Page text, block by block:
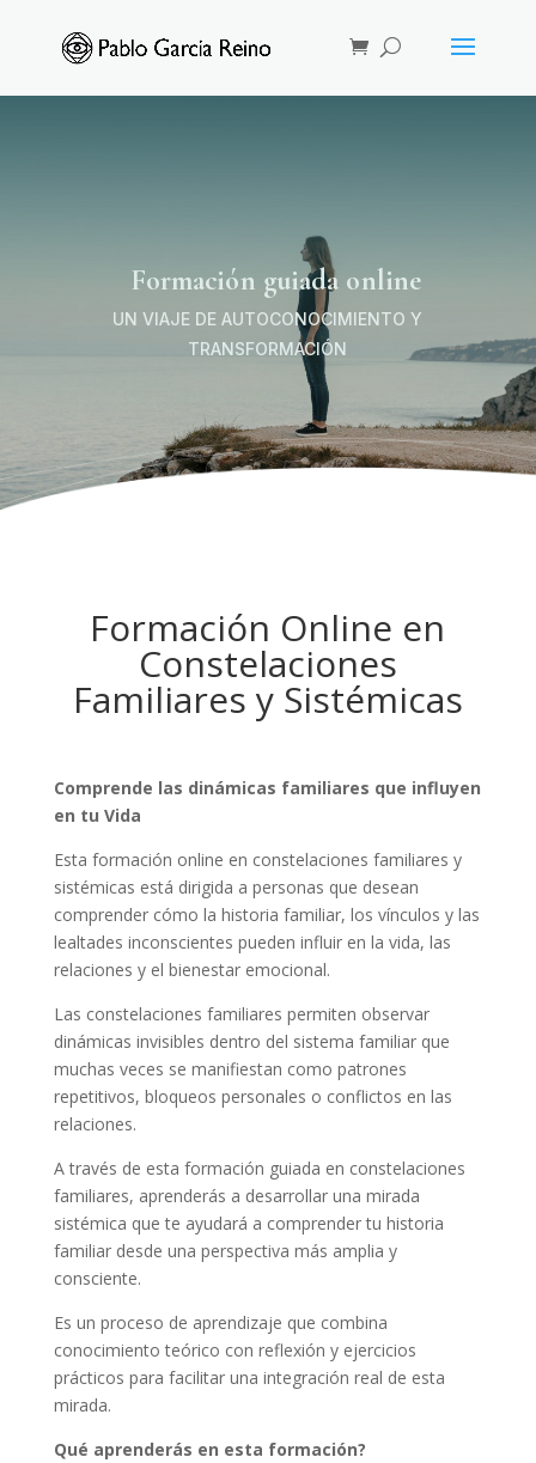
Formación guiada online
UN VIAJE DE AUTOCONOCIMIENTO Y
TRANSFORMACIÓN
Formación Online en
Constelaciones
Familiares y Sistémicas
Comprende las dinámicas familiares que influyen
en tu Vida
Esta formación online en constelaciones familiares y
sistémicas está dirigida a personas que desean
comprender cómo la historia familiar, los vínculos y las
lealtades inconscientes pueden influir en la vida, las
relaciones y el bienestar emocional.
Las constelaciones familiares permiten observar
dinámicas invisibles dentro del sistema familiar que
muchas veces se manifiestan como patrones
repetitivos, bloqueos personales o conflictos en las
relaciones.
A través de esta formación guiada en constelaciones
familiares, aprenderás a desarrollar una mirada
sistémica que te ayudará a comprender tu historia
familiar desde una perspectiva más amplia y
consciente.
Es un proceso de aprendizaje que combina
conocimiento teórico con reflexión y ejercicios
prácticos para facilitar una integración real de esta
mirada.
Qué aprenderás en esta formación?